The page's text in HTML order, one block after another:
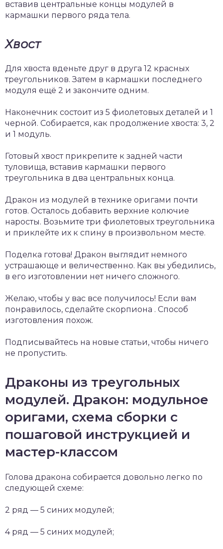
вставив центральные концы модулей в
кармашки первого ряда тела.
Хвост
Для хвоста вденьте друг в друга 12 красных
треугольников. Затем в кармашки последнего
модуля ещё 2 и закончите одним.
Наконечник состоит из 5 фиолетовых деталей и 1
черной. Собирается, как продолжение хвоста: 3, 2
и 1 модуль.
Готовый хвост прикрепите к задней части
туловища, вставив кармашки первого
треугольника в два центральных конца.
Дракон из модулей в технике оригами почти
готов. Осталось добавить верхние колючие
наросты. Возьмите три фиолетовых треугольника
и приклейте их к спину в произвольном месте.
Поделка готова! Дракон выглядит немного
устрашающе и величественно. Как вы убедились,
в его изготовлении нет ничего сложного.
Желаю, чтобы у вас все получилось! Если вам
понравилось, сделайте скорпиона . Способ
изготовления похож.
Подписывайтесь на новые статьи, чтобы ничего
не пропустить.
Драконы из треугольных
модулей. Дракон: модульное
оригами, схема сборки с
пошаговой инструкцией и
мастер-классом
Голова дракона собирается довольно легко по
следующей схеме:
2 ряд — 5 синих модулей;
4 ряд — 5 синих модулей;